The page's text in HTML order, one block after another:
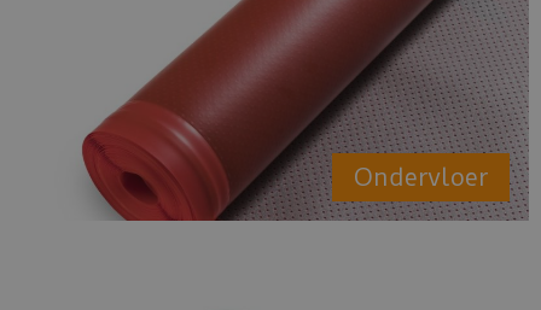
Ondervloer